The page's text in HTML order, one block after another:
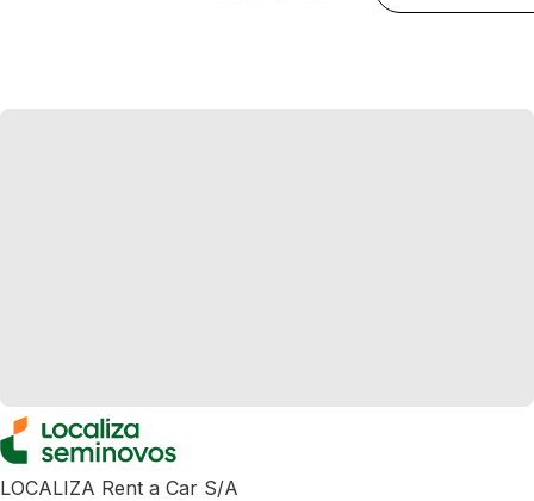
LOCALIZA Rent a Car S/A